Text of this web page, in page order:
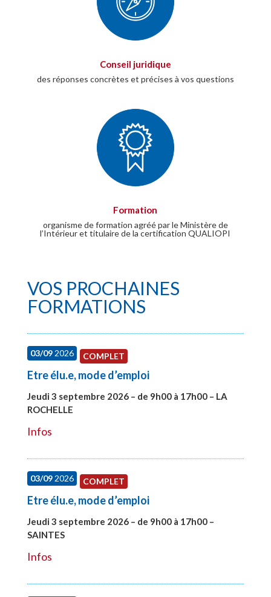
Conseil juridique
des réponses concrètes et précises à vos questions
Formation
organisme de formation agréé par le Ministère de
l’Intérieur et titulaire de la certification QUALIOPI
VOS PROCHAINES
FORMATIONS
03/092026 COMPLET
Etre élu.e, mode d’emploi
Jeudi 3 septembre 2026 – de 9h00 à 17h00 – LA
ROCHELLE
Infos
03/092026 COMPLET
Etre élu.e, mode d’emploi
Jeudi 3 septembre 2026 – de 9h00 à 17h00 –
SAINTES
Infos